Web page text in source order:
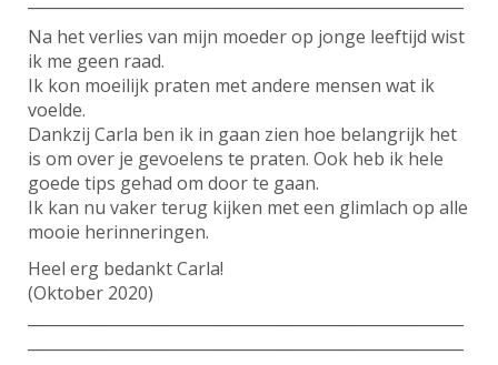
Na het verlies van mijn moeder op jonge leeftijd wist
ik me geen raad.
Ik kon moeilijk praten met andere mensen wat ik
voelde.
Dankzij Carla ben ik in gaan zien hoe belangrijk het
is om over je gevoelens te praten. Ook heb ik hele
goede tips gehad om door te gaan.
Ik kan nu vaker terug kijken met een glimlach op alle
mooie herinneringen.
Heel erg bedankt Carla!
(Oktober 2020)